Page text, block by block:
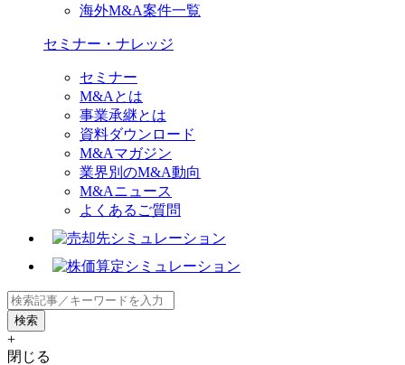
海外M&A案件一覧
セミナー・ナレッジ
セミナー
M&Aとは
事業承継とは
資料ダウンロード
M&Aマガジン
業界別のM&A動向
M&Aニュース
よくあるご質問
+
閉じる